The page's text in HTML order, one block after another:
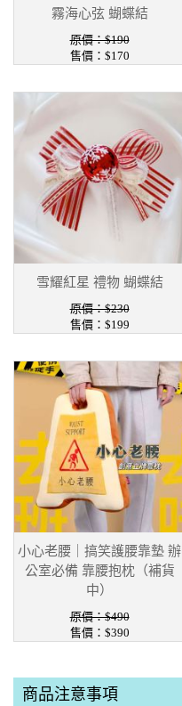
霧海心弦 蝴蝶結
原價：$190
售價：$170
雪耀紅星 禮物 蝴蝶結
原價：$230
售價：$199
小心老腰｜搞笑護腰靠墊 辦
公室必備 靠腰抱枕（補貨
中）
原價：$490
售價：$390
商品注意事項